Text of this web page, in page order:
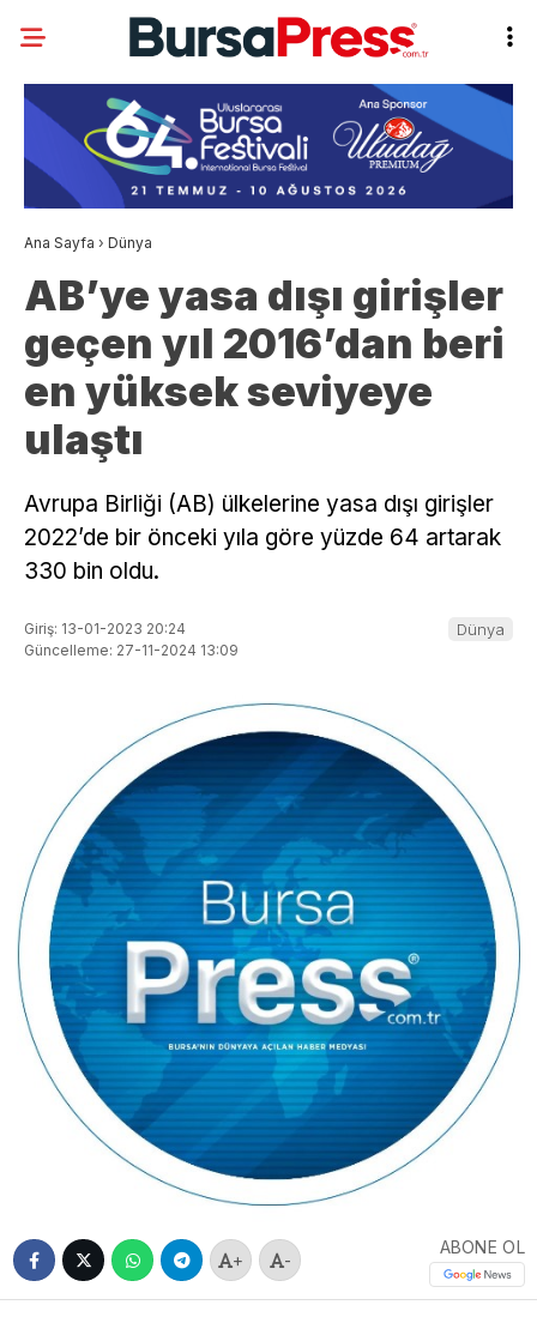
Ana Sayfa › Dünya
AB’ye yasa dışı girişler
geçen yıl 2016’dan beri
en yüksek seviyeye
ulaştı
Avrupa Birliği (AB) ülkelerine yasa dışı girişler
2022’de bir önceki yıla göre yüzde 64 artarak
330 bin oldu.
Giriş: 13-01-2023 20:24
Güncelleme: 27-11-2024 13:09
Dünya
+ -
ABONE OL